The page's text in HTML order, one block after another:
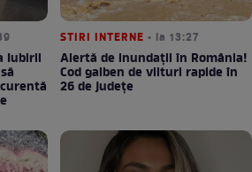
Iubirii
STIRI INTERNE • la 13:27
Alertă de inundații în România!
Cod galben de viituri rapide în
26 de județe